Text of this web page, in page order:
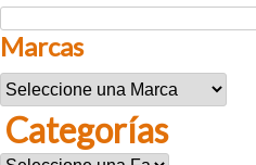
Marcas
Categorías